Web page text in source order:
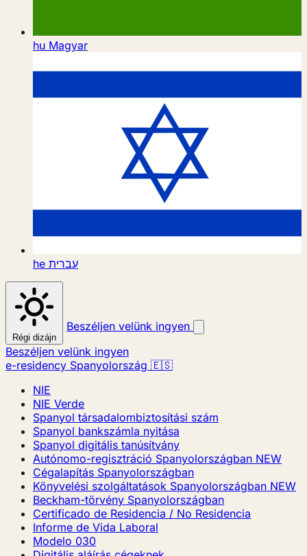
hu Magyar
he עברית
Régi dizájn
Beszéljen velünk ingyen
Beszéljen velünk ingyen
e-residency Spanyolország 🇪🇸
NIE
NIE Verde
Spanyol társadalombiztosítási szám
Spanyol bankszámla nyitása
Spanyol digitális tanúsítvány
Autónomo-regisztráció Spanyolországban NEW
Cégalapítás Spanyolországban
Könyvelési szolgáltatások Spanyolországban NEW
Beckham-törvény Spanyolországban
Certificado de Residencia / No Residencia
Informe de Vida Laboral
Modelo 030